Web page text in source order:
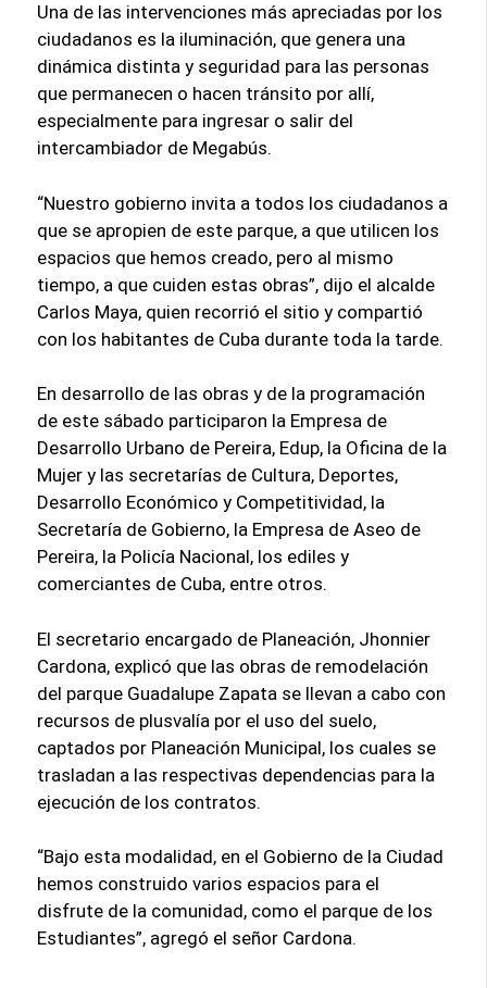
Una de las intervenciones más apreciadas por los
ciudadanos es la iluminación, que genera una
dinámica distinta y seguridad para las personas
que permanecen o hacen tránsito por allí,
especialmente para ingresar o salir del
intercambiador de Megabús.
“Nuestro gobierno invita a todos los ciudadanos a
que se apropien de este parque, a que utilicen los
espacios que hemos creado, pero al mismo
tiempo, a que cuiden estas obras”, dijo el alcalde
Carlos Maya, quien recorrió el sitio y compartió
con los habitantes de Cuba durante toda la tarde.
En desarrollo de las obras y de la programación
de este sábado participaron la Empresa de
Desarrollo Urbano de Pereira, Edup, la Oficina de la
Mujer y las secretarías de Cultura, Deportes,
Desarrollo Económico y Competitividad, la
Secretaría de Gobierno, la Empresa de Aseo de
Pereira, la Policía Nacional, los ediles y
comerciantes de Cuba, entre otros.
El secretario encargado de Planeación, Jhonnier
Cardona, explicó que las obras de remodelación
del parque Guadalupe Zapata se llevan a cabo con
recursos de plusvalía por el uso del suelo,
captados por Planeación Municipal, los cuales se
trasladan a las respectivas dependencias para la
ejecución de los contratos.
“Bajo esta modalidad, en el Gobierno de la Ciudad
hemos construido varios espacios para el
disfrute de la comunidad, como el parque de los
Estudiantes”, agregó el señor Cardona.